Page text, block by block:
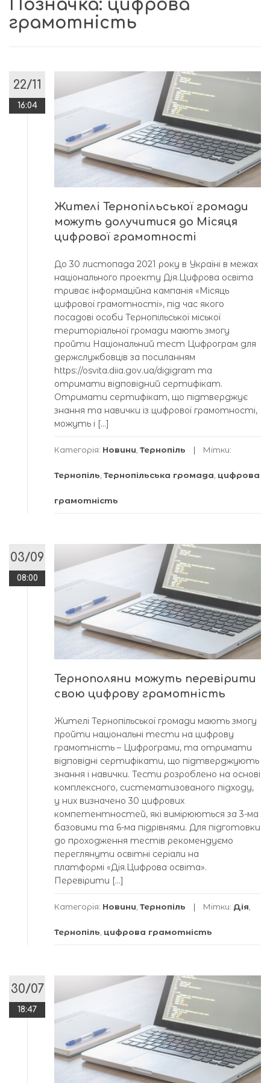
Позначка: цифрова
грамотність
22/11
16:04
Жителі Тернопільської громади
можуть долучитися до Місяця
цифрової грамотності
До 30 листопада 2021 року в Україні в межах
національного проекту Дія.Цифрова освіта
триває інформаційна кампанія «Місяць
цифрової грамотності», під час якого
посадові особи Тернопільської міської
територіальної громади мають змогу
пройти Національний тест Цифрограм для
держслужбовців за посиланням
https://osvita.diia.gov.ua/digigram та
отримати відповідний сертифікат.
Отримати сертифікат, що підтверджує
знання та навички із цифрової грамотності,
можуть і […]
Категорія: Новини Тернопіль Мітки:
Тернопіль Тернопільська громада цифрова
грамотність
03/09
08:00
Тернополяни можуть перевірити
свою цифрову грамотність
Жителі Тернопільської громади мають змогу
пройти національні тести на цифрову
грамотність – Цифрограми, та отримати
відповідні сертифікати, що підтверджують
знання і навички. Тести розроблено на основі
комплексного, систематизованого підходу,
у них визначено 30 цифрових
компетентностей, які вимірюються за 3-ма
базовими та 6-ма підрівнями. Для підготовки
до проходження тестів рекомендуємо
переглянути освітні серіали на
платформі «Дія.Цифрова освіта».
Перевірити […]
Категорія: Новини Тернопіль Мітки: Дія
Тернопіль цифрова грамотність
30/07
18:47